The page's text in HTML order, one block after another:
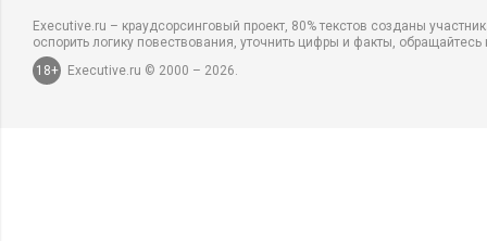
Executive.ru – краудсорсинговый проект, 80% текстов созданы
оспорить логику повествования, уточнить цифры и факты,
18+
Executive.ru © 2000 – 2026.